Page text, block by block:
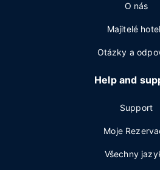
O nás
Majitelé
Otázky a
Help and
Support
Moje
Všechny